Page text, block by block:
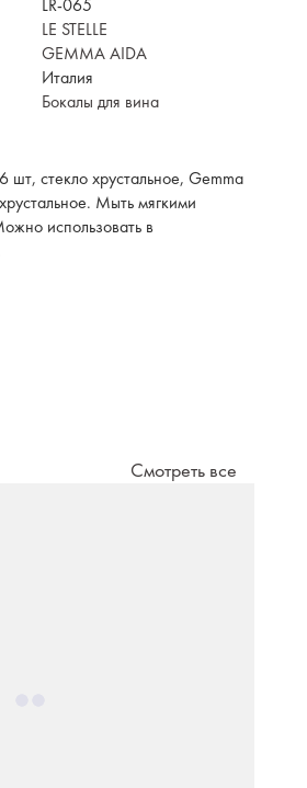
LR-065
LE STELLE
GEMMA AIDA
Италия
Бокалы для вина
шт, стекло хрустальное, Gemma
Мыть мягкими
использовать в
Смотреть все